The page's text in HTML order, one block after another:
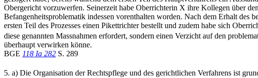
Obergericht vorzuwerfen. Seinerzeit habe Oberrichterin X ihre Kollegen über
Befangenheitsproblematik indessen vorenthalten worden. Nach dem Erhalt des
ersten Teil des Prozesses einen Pikettrichter bestellt und zudem habe sich
diese genannten Massnahmen erfordert, sondern einen Verzicht auf den
überhaupt verwirken könne.
BGE 118 Ia 282 S. 289
5. a) Die Organisation der Rechtspflege und des gerichtlichen Verfahrens ist